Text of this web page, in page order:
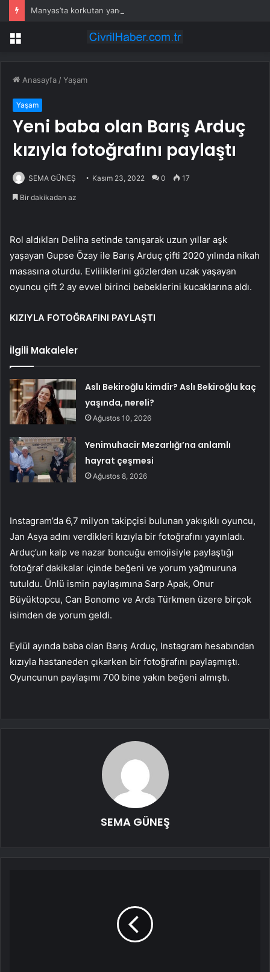
Manyas’ta korkutan yangın
Menü
Anasayfa /Yaşam
Yaşam
Yeni baba olan Barış Arduç
kızıyla fotoğrafını paylaştı
SEMA GÜNEŞ Kasım 23, 2022 0 17
Bir dakikadan az
Rol aldıkları Deliha setinde tanışarak uzun yıllar aşk
yaşayan Gupse Özay ile Barış Arduç çifti 2020 yılında nikah
masasına oturdu. Evliliklerini gözlerden uzak yaşayan
oyuncu çift 2 ay evvel birinci bebeklerini kucaklarına aldı.
KIZIYLA FOTOĞRAFINI PAYLAŞTI
İlgili Makaleler
Aslı Bekiroğlu kimdir? Aslı Bekiroğlu kaç
yaşında, nereli?
Ağustos 10, 2026
Yenimuhacir Mezarlığı’na anlamlı
hayrat çeşmesi
Ağustos 8, 2026
Instagram’da 6,7 milyon takipçisi bulunan yakışıklı oyuncu,
Jan Asya adını verdikleri kızıyla bir fotoğrafını yayınladı.
Arduç’un kalp ve nazar boncuğu emojisiyle paylaştığı
fotoğraf dakikalar içinde beğeni ve yorum yağmuruna
tutuldu. Ünlü ismin paylaşımına Sarp Apak, Onur
Büyüktopcu, Can Bonomo ve Arda Türkmen üzere birçok
isimden de yorum geldi.
Eylül ayında baba olan Barış Arduç, Instagram hesabından
kızıyla hastaneden çıkarken bir fotoğrafını paylaşmıştı.
Oyuncunun paylaşımı 700 bine yakın beğeni almıştı.
SEMA GÜNEŞ